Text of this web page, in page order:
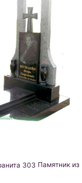
Памятник из